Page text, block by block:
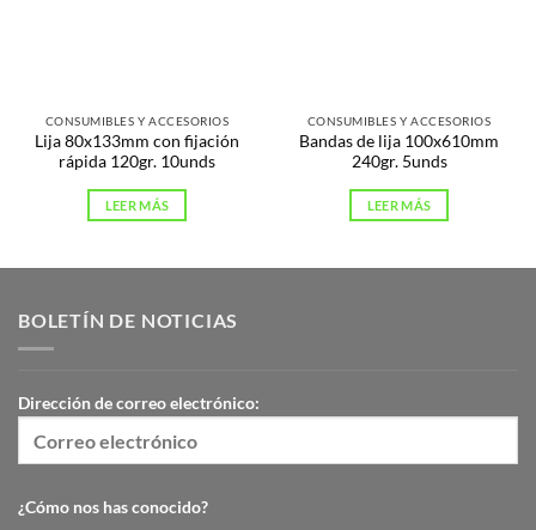
CONSUMIBLES Y ACCESORIOS
Lija 80x133mm con fijación
rápida 120gr. 10unds
LEER MÁS
CONSUMIBLES Y ACCESORIOS
Bandas de lija 100x610mm
240gr. 5unds
LEER MÁS
BOLETÍN DE NOTICIAS
Dirección de correo electrónico:
¿Cómo nos has conocido?